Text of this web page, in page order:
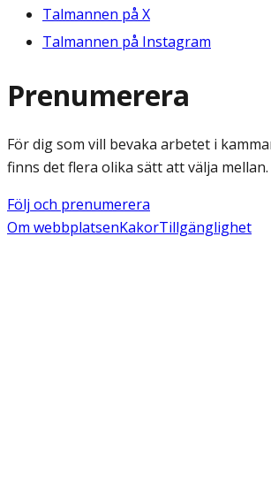
Talmannen på X
Talmannen på Instagram
Prenumerera
För dig som vill bevaka arbetet i
finns det flera olika sätt att välja mellan.
Följ och prenumerera
Om webbplatsenKakorTillgänglighet